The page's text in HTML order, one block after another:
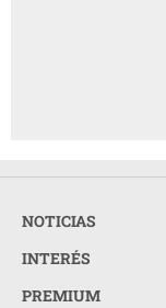
NOTICIAS
INTERÉS
PREMIUM